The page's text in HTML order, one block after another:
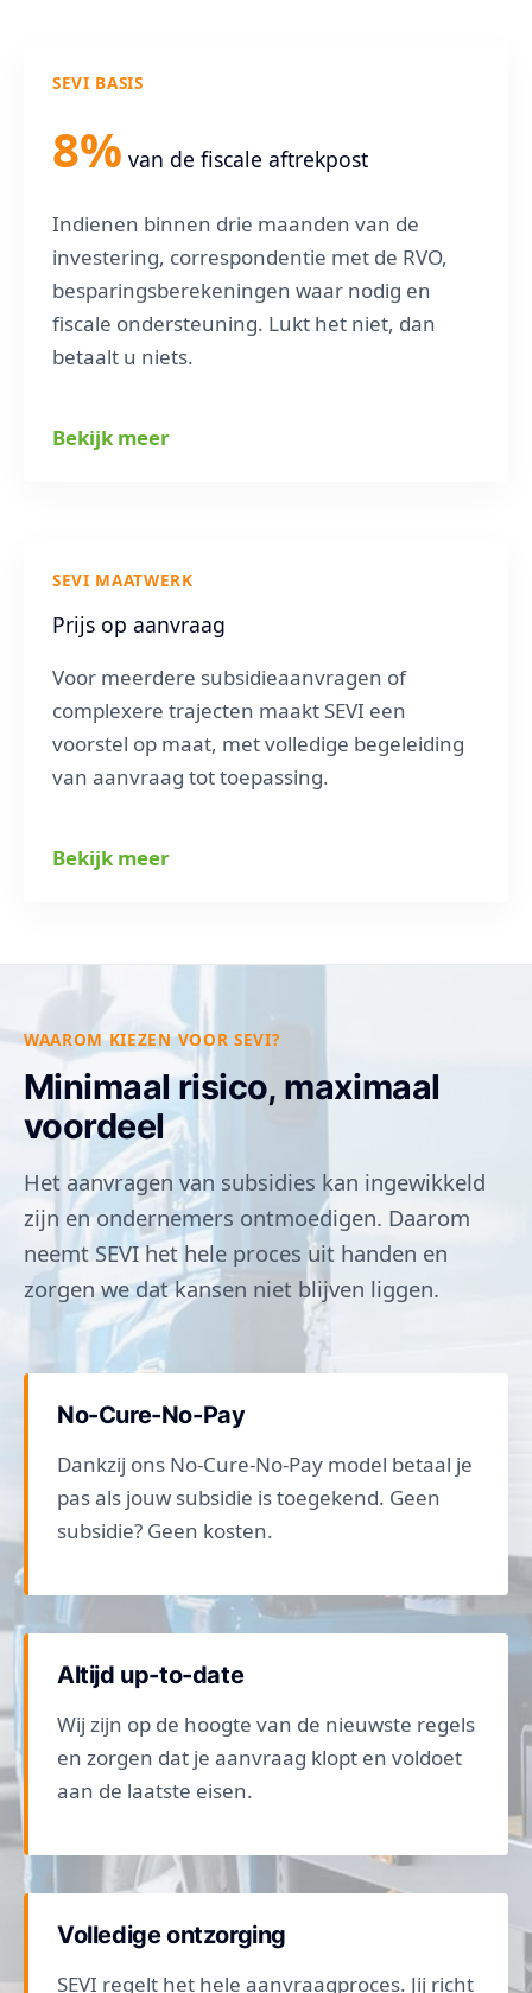
SEVI BASIS
8% van de fiscale aftrekpost
Indienen binnen drie maanden van de
investering, correspondentie met de RVO,
besparingsberekeningen waar nodig en
fiscale ondersteuning. Lukt het niet, dan
betaalt u niets.
Bekijk meer
SEVI MAATWERK
Prijs op aanvraag
Voor meerdere subsidieaanvragen of
complexere trajecten maakt SEVI een
voorstel op maat, met volledige begeleiding
van aanvraag tot toepassing.
Bekijk meer
WAAROM KIEZEN VOOR SEVI?
Minimaal risico, maximaal
voordeel
Het aanvragen van subsidies kan ingewikkeld
zijn en ondernemers ontmoedigen. Daarom
neemt SEVI het hele proces uit handen en
zorgen we dat kansen niet blijven liggen.
No-Cure-No-Pay
Dankzij ons No-Cure-No-Pay model betaal je
pas als jouw subsidie is toegekend. Geen
subsidie? Geen kosten.
Altijd up-to-date
Wij zijn op de hoogte van de nieuwste regels
en zorgen dat je aanvraag klopt en voldoet
aan de laatste eisen.
Volledige ontzorging
SEVI regelt het hele aanvraagproces. Jij richt